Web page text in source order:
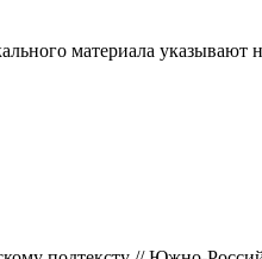
материала